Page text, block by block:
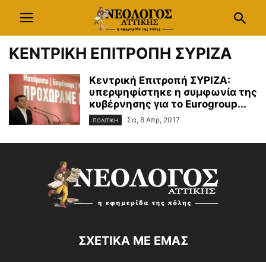
ΚΕΝΤΡΙΚΗ ΕΠΙΤΡΟΠΗ ΣΥΡΙΖΑ
Κεντρική Επιτροπή ΣΥΡΙΖΑ:
υπερψηφίστηκε η συμφωνία της
κυβέρνησης για το Eurogroup...
ΠΟΛΙΤΙΚΗ Σα, 8 Απρ, 2017
ΣΧΕΤΙΚΑ ΜΕ ΕΜΑΣ